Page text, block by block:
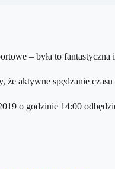
– była to
że aktywne spędzanie
o godzinie 14:00